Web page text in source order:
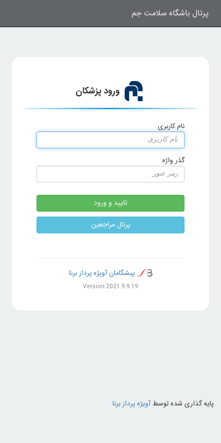
پرتال باشگاه سلامت جم
ورود پزشکان
نام کاربری
گذر واژه
پرتال مراجعین
پیشگامان آویژه پرداز برنا
Version 2021.9.9.19
پایه گذاری شده توسطآویژه پرداز برنا